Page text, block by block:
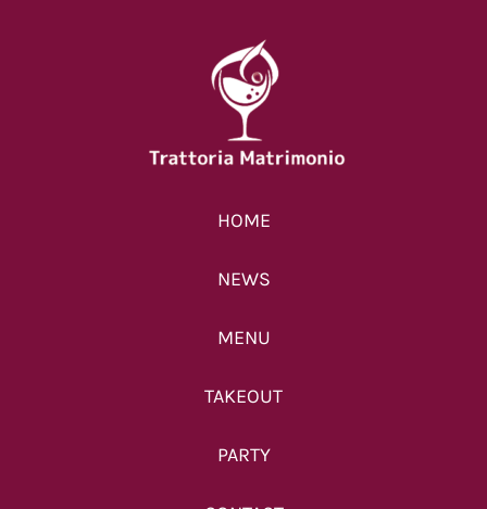
定ランチコース
0 コメン
チメニュー
HOME
NEWS
MENU
TAKEOUT
PARTY